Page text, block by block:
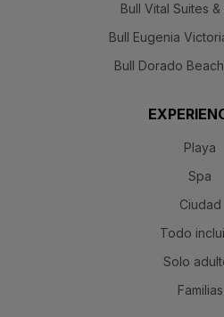
Bull Vital Suites &
Bull Eugenia
Bull Dorado
Playa
Spa
Ciudad
Todo
Solo
Familias